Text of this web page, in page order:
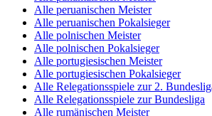
Alle peruanischen Meister
Alle peruanischen Pokalsieger
Alle polnischen Meister
Alle polnischen Pokalsieger
Alle portugiesischen Meister
Alle portugiesischen Pokalsieger
Alle Relegationsspiele zur 2.
Alle Relegationsspiele zur Bundesliga
Alle rumänischen Meister